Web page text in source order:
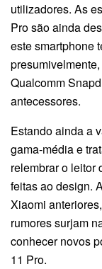
utilizadores. As
Pro são ainda
este smartphone
Qualcomm
antecessores.
Estando ainda a
gama-média e
relembrar o leitor
feitas ao design.
Xiaomi
rumores surjam
conhecer novos
11 Pro.